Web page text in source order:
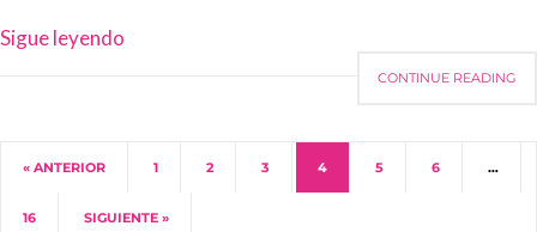
Sigue leyendo
CONTINUE READING
« ANTERIOR 1 2 3 4 5 6 …
16 SIGUIENTE »